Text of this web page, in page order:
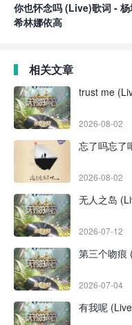
你也怀念吗 (Live)歌词 -
希林娜依高
相关文章
trust me
2026-08-02
忘了吗忘了
2026-08-02
无人之岛
2026-07-12
第三个吻痕
2026-07-04
有我呢